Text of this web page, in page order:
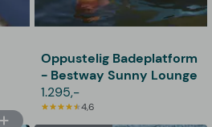
Oppustelig Badeplatform
- Bestway Sunny Lounge
1.295,-
4,6